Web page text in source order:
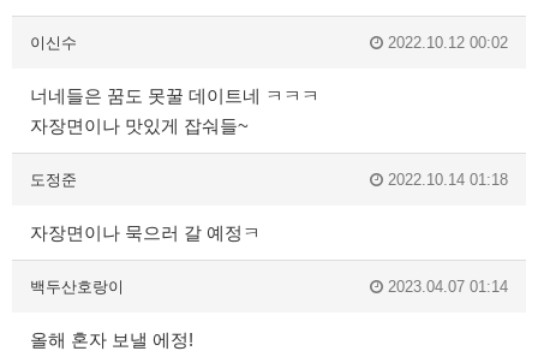
이신수 2022.10.12 00:02
너네들은 꿈도 못꿀 데이트네 ㅋㅋㅋ
자장면이나 맛있게 잡숴들~
도정준 2022.10.14 01:18
자장면이나 묵으러 갈 예정ㅋ
백두산호랑이 2023.04.07 01:14
올해 혼자 보낼 에정!